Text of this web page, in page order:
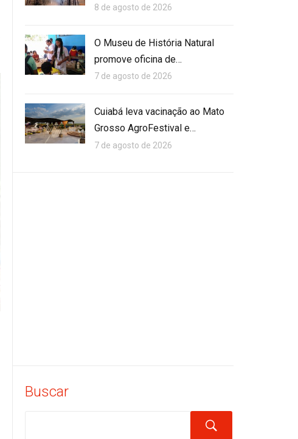
8 de agosto de 2026
O Museu de História Natural
promove oficina de…
7 de agosto de 2026
Cuiabá leva vacinação ao Mato
Grosso AgroFestival e…
7 de agosto de 2026
Buscar